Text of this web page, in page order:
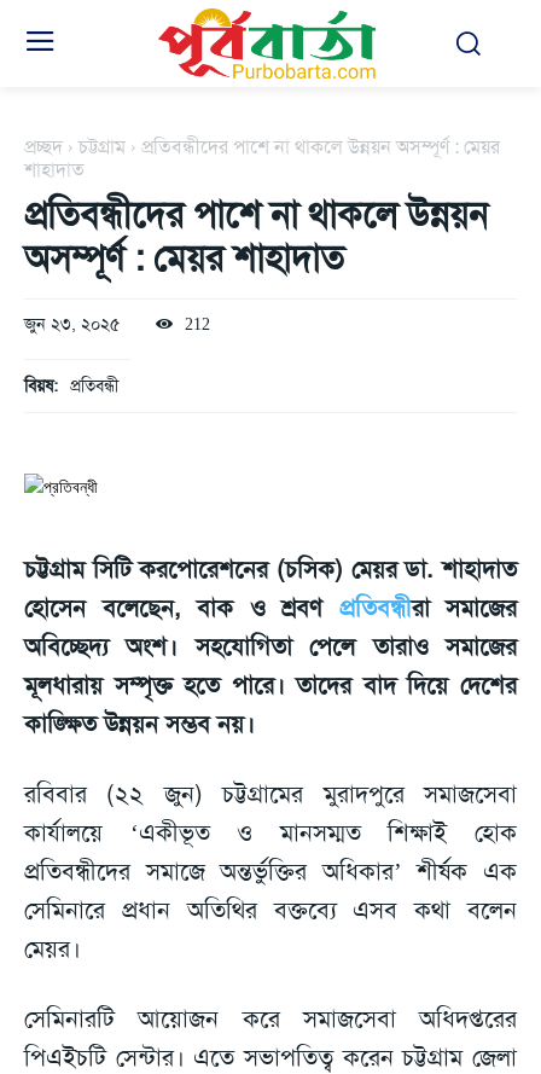
প্রচ্ছদ চট্টগ্রাম
প্রতিবন্ধীদের পাশে না থাকলে উন্নয়ন অসম্পূর্ণ : মেয়র
শাহাদাত
প্রতিবন্ধীদের পাশে না থাকলে উন্নয়ন
অসম্পূর্ণ : মেয়র শাহাদাত
জুন ২৩, ২০২৫ 212
বিয়ষ: প্রতিবন্ধী
চট্টগ্রাম সিটি করপোরেশনের (চসিক) মেয়র ডা. শাহাদাত
হোসেন বলেছেন, বাক ও শ্রবণ প্রতিবন্ধীরা সমাজের
অবিচ্ছেদ্য অংশ। সহযোগিতা পেলে তারাও সমাজের
মূলধারায় সম্পৃক্ত হতে পারে। তাদের বাদ দিয়ে দেশের
কাঙ্ক্ষিত উন্নয়ন সম্ভব নয়।
রবিবার (২২ জুন) চট্টগ্রামের মুরাদপুরে সমাজসেবা
কার্যালয়ে ‘একীভূত ও মানসম্মত শিক্ষাই হোক
প্রতিবন্ধীদের সমাজে অন্তর্ভুক্তির অধিকার’ শীর্ষক এক
সেমিনারে প্রধান অতিথির বক্তব্যে এসব কথা বলেন
মেয়র।
সেমিনারটি আয়োজন করে সমাজসেবা অধিদপ্তরের
পিএইচটি সেন্টার। এতে সভাপতিত্ব করেন চট্টগ্রাম জেলা